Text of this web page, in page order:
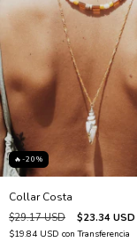
🔥-20%
Collar Costa
$29.17 USD $23.34 USD
$19.84 USD con Transferencia